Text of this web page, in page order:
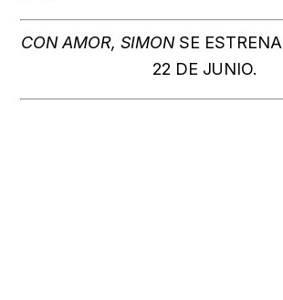
CON AMOR, SIMONSE
22 DE JUNIO.